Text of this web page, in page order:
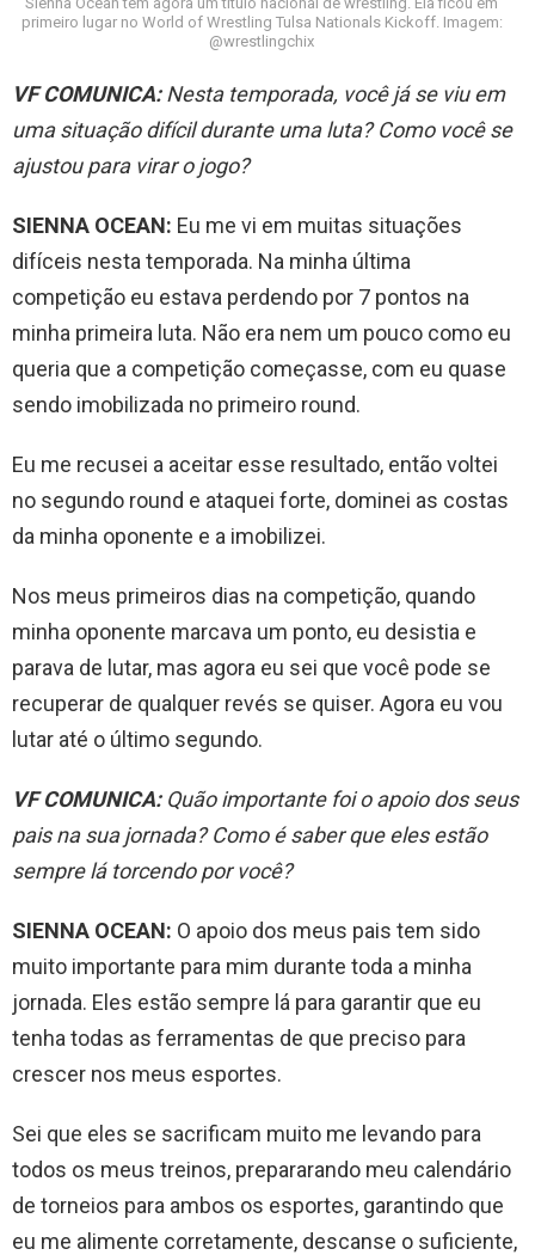
primeiro lugar no World of Wrestling Tulsa Nationals Kickoff. Imagem:
@wrestlingchix
VF COMUNICA:Nesta temporada, você já se viu em
uma situação difícil durante uma luta? Como você se
ajustou para virar o jogo?
SIENNA OCEAN: Eu me vi em muitas situações
difíceis nesta temporada. Na minha última
competição eu estava perdendo por 7 pontos na
minha primeira luta. Não era nem um pouco como eu
queria que a competição começasse, com eu quase
sendo imobilizada no primeiro round.
Eu me recusei a aceitar esse resultado, então voltei
no segundo round e ataquei forte, dominei as costas
da minha oponente e a imobilizei.
Nos meus primeiros dias na competição, quando
minha oponente marcava um ponto, eu desistia e
parava de lutar, mas agora eu sei que você pode se
recuperar de qualquer revés se quiser. Agora eu vou
lutar até o último segundo.
VF COMUNICA:Quão importante foi o apoio dos seus
pais na sua jornada? Como é saber que eles estão
sempre lá torcendo por você?
SIENNA OCEAN: O apoio dos meus pais tem sido
muito importante para mim durante toda a minha
jornada. Eles estão sempre lá para garantir que eu
tenha todas as ferramentas de que preciso para
crescer nos meus esportes.
Sei que eles se sacrificam muito me levando para
todos os meus treinos, prepararando meu calendário
de torneios para ambos os esportes, garantindo que
eu me alimente corretamente, descanse o suficiente,